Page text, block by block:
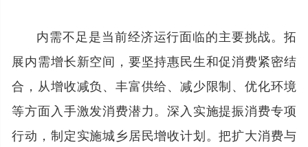
内需不足是当前经济运行面临的主要挑战。拓
展内需增长新空间，要坚持惠民生和促消费紧密结
合，从增收减负、丰富供给、减少限制、优化环境
等方面入手激发消费潜力。深入实施提振消费专项
行动，制定实施城乡居民增收计划。把扩大消费与